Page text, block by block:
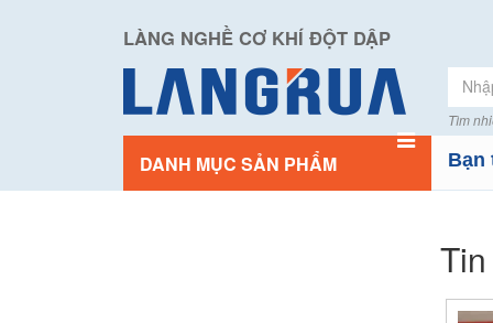
LÀNG NGHỀ CƠ KHÍ ĐỘT DẬP
Tìm
DANH MỤC SẢN PHẨM Bạn